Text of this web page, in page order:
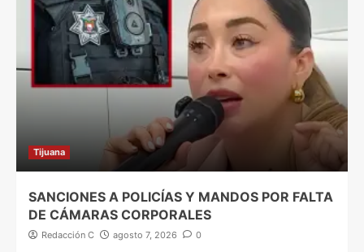
Tijuana
SANCIONES A POLICÍAS Y MANDOS POR FALTA
DE CÁMARAS CORPORALES
Redacción C agosto 7, 2026 0